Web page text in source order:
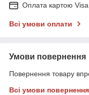
Оплата картою
Всі умови оплати
Умови повернення
Повернення товару
Всі умови повернення